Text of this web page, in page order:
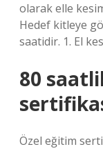
olarak elle
Hedef kitleye
saatidir. 1. El
80
Özel eğitim